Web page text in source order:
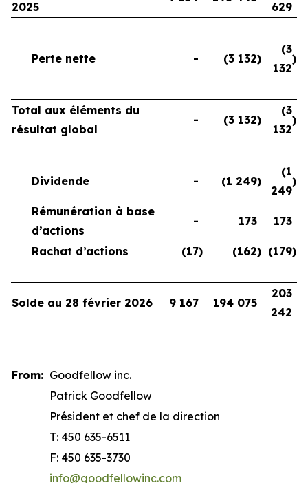
2025
629
Perte nette - (3 132)
(3
132
)
Total aux éléments du
résultat global
- (3 132)
(3
132
)
Dividende - (1 249)
(1
249
)
Rémunération à base
d’actions
- 173 173
Rachat d’actions (17) (162) (179)
Solde au 28 février 2026 9 167 194 075
203
242
From: Goodfellow inc.
Patrick Goodfellow
Président et chef de la direction
T: 450 635-6511
F: 450 635-3730
info@goodfellowinc.com